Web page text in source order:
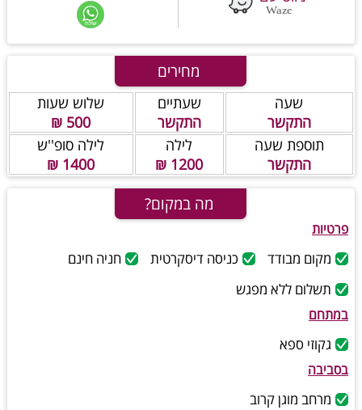
מחירים
שעה
התקשר
שעתיים
התקשר
שלוש שעות
500 ₪
תוספת שעה
התקשר
לילה
1200 ₪
לילה סופ''ש
1400 ₪
מה במקום?
פרטיות
מקום מבודד כניסה דיסקרטית
חניה חינם
תשלום ללא מפגש
במתחם
גקוזי ספא
בסביבה
מרחב מוגן קרוב